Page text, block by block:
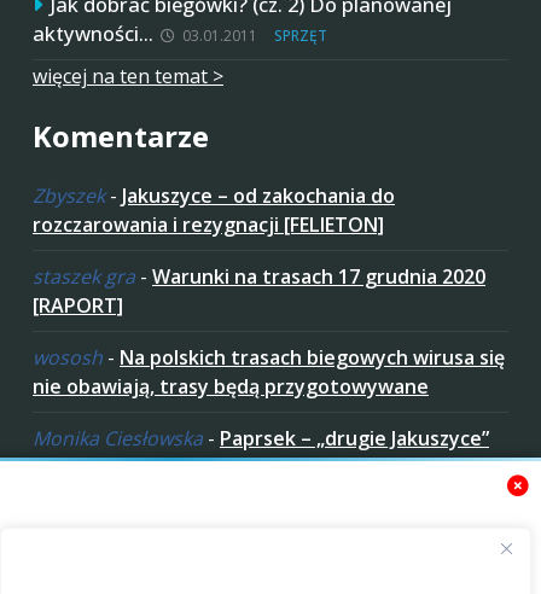
aktywności…
03.01.2011 SPRZĘT
więcej na ten temat >
Komentarze
Zbyszek- Jakuszyce – od zakochania do
rozczarowania i rezygnacji [FELIETON]
staszek gra - Warunki na trasach 17 grudnia 2020
[RAPORT]
wososh - Na polskich trasach biegowych wirusa się
nie obawiają, trasy będą przygotowywane
Monika Ciesłowska - Paprsek – „drugie Jakuszyce”
w „czeskich Bieszczadach”